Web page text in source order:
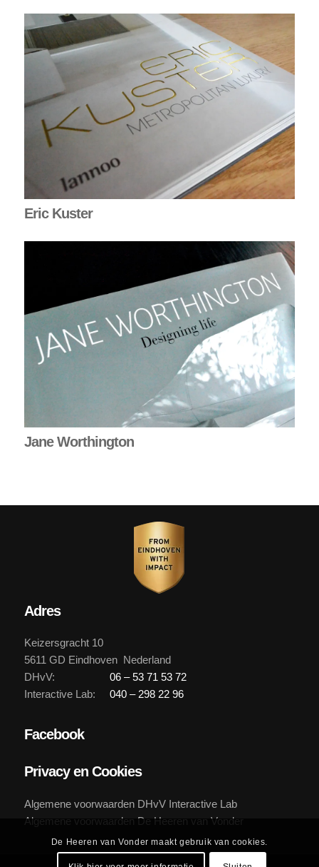
Eric Kuster
Jane Worthington
Adres
Keizersgracht 10
5611 GD Eindhoven Nederland
DHvV:
06 – 53 71 53 72
Interactive Lab:
040 – 298 22 96
Facebook
Privacy en Cookies
Algemene voorwaarden DHvV Interactive Lab
Algemene voorwaarden De Heeren van Vonder
De Heeren van Vonder maakt gebruik van cookies.